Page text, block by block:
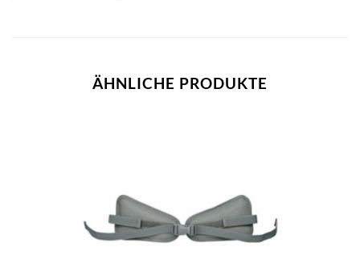
ÄHNLICHE PRODUKTE